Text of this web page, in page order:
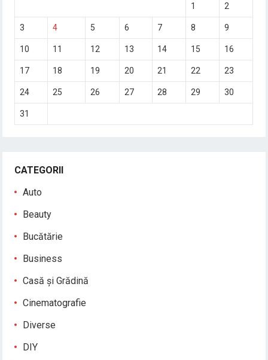
1 2
3 4 5 6 7 8 9
10 11 12 13 14 15 16
17 18 19 20 21 22 23
24 25 26 27 28 29 30
31
CATEGORII
Auto
Beauty
Bucătărie
Business
Casă și Grădină
Cinematografie
Diverse
DIY